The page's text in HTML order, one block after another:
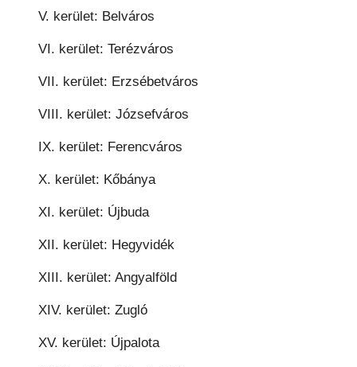
V. kerület: Belváros
VI. kerület: Terézváros
VII. kerület: Erzsébetváros
VIII. kerület: Józsefváros
IX. kerület: Ferencváros
X. kerület: Kőbánya
XI. kerület: Újbuda
XII. kerület: Hegyvidék
XIII. kerület: Angyalföld
XIV. kerület: Zugló
XV. kerület: Újpalota